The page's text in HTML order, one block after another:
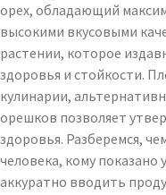
орех, обладающий
высокими вкусовыми
растении, которое
здоровья и стойкости.
кулинарии,
орешков позволяет
здоровья. Разберемся,
человека, кому
аккуратно вводить